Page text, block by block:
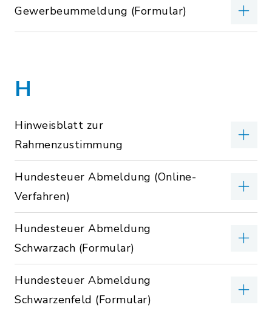
Gewerbeummeldung (Formular)
H
Hinweisblatt zur
Rahmenzustimmung
Hundesteuer Abmeldung (Online-
Verfahren)
Hundesteuer Abmeldung
Schwarzach (Formular)
Hundesteuer Abmeldung
Schwarzenfeld (Formular)